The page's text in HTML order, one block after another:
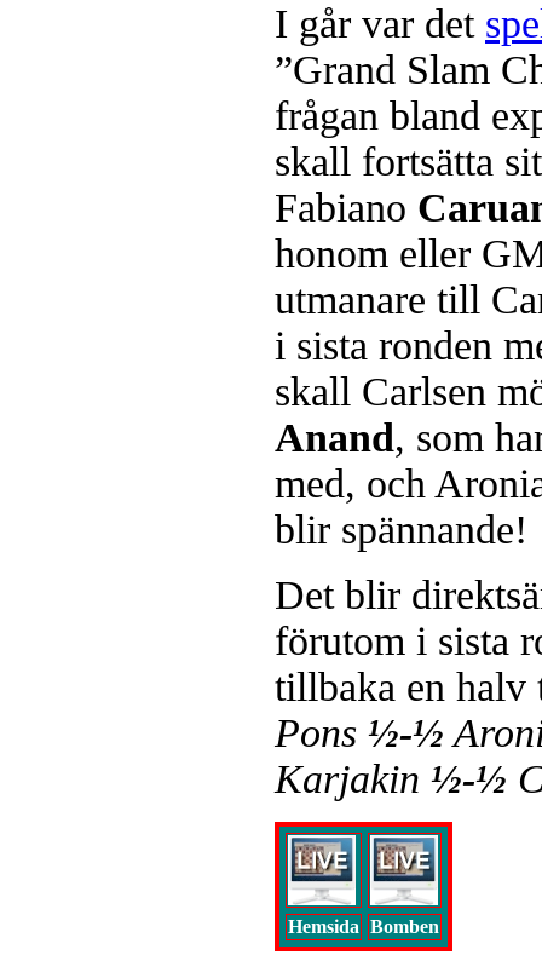
I går var det
”Grand Slam
frågan bland
skall fortsätta
Fabiano
honom eller
utmanare till
i sista ronden
skall Carlsen
Anand, som
med, och
blir spännande!
Det blir
förutom i sista
tillbaka en halv
Pons ½-½
Karjakin ½-½
Hemsida Bomben